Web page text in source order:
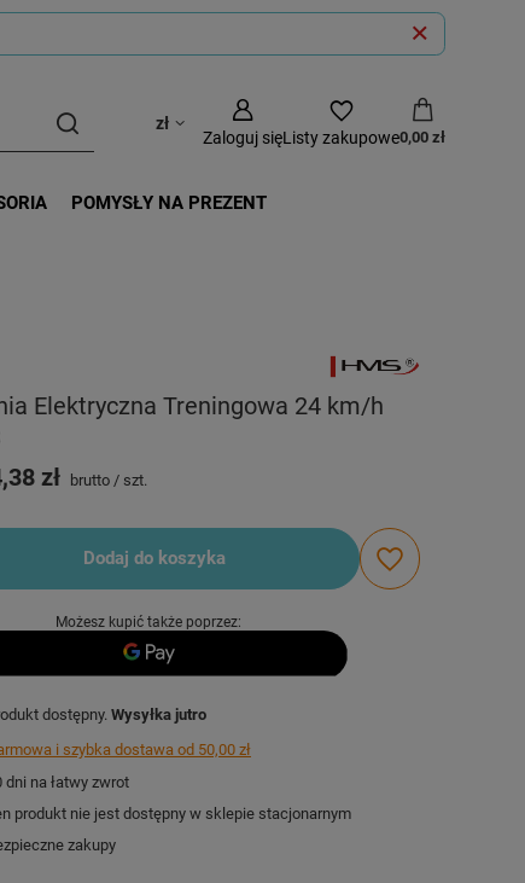
zł
Zaloguj sięListy zakupowe0,00 zł
POMYSŁY NA PREZENT
Elektryczna Treningowa 24 km/h
zł
brutto / szt.
Dodaj do koszyka
Możesz kupić także poprzez:
dostępny Wysyłka jutro
i szybka dostawa od 50,00 zł
dni na łatwy zwrot
produkt nie jest dostępny w sklepie stacjonarnym
zakupy